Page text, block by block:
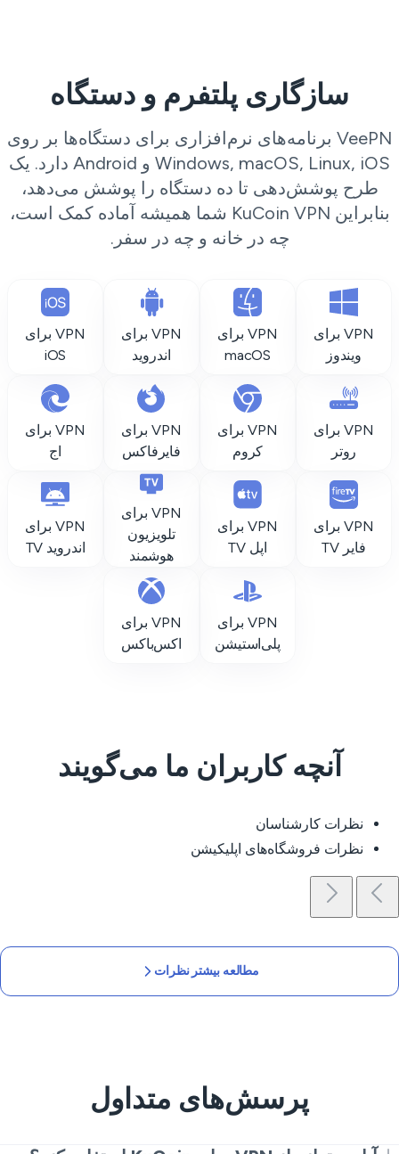
سازگاری پلتفرم و دستگاه
VeePN برنامه‌های نرم‌افزاری برای دستگاه‌ها بر روی
Windows, macOS, Linux, iOS و Android دارد. یک
طرح پوشش‌دهی تا ده دستگاه را پوشش می‌دهد،
بنابراین KuCoin VPN شما همیشه آماده کمک است،
چه در خانه و چه در سفر.
VPN برای
ویندوز
VPN برای
macOS
VPN برای
اندروید
VPN برای
iOS
VPN برای
روتر
VPN برای
کروم
VPN برای
فایرفاکس
VPN برای
اج
VPN برای
فایر TV
VPN برای
اپل TV
VPN برای
تلویزیون
هوشمند
VPN برای
اندروید TV
VPN برای
پلی‌استیشن
VPN برای
اکس‌باکس
آنچه کاربران ما می‌گویند
نظرات کارشناسان
نظرات فروشگاه‌های اپلیکیشن
مطالعه بیشتر نظرات
پرسش‌های متداول